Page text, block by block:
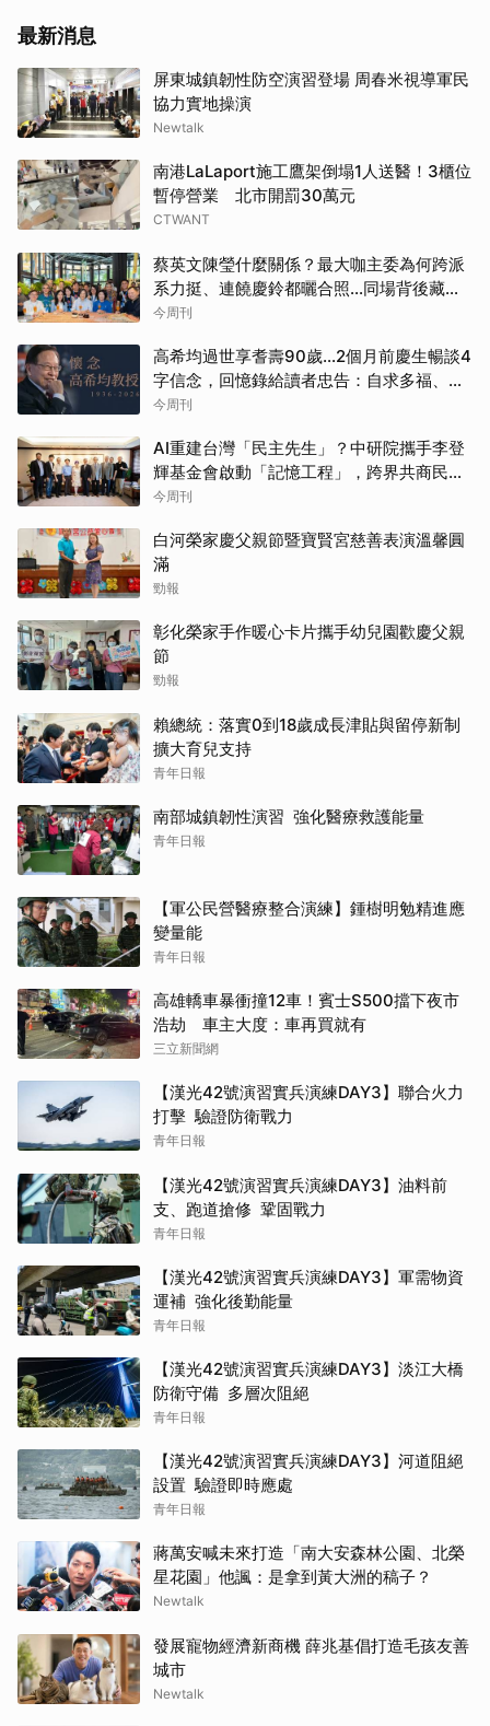
最新消息
屏東城鎮韌性防空演習登場 周春米視導軍民
協力實地操演
Newtalk
南港LaLaport施工鷹架倒塌1人送醫！3櫃位
暫停營業 北市開罰30萬元
CTWANT
蔡英文陳瑩什麼關係？最大咖主委為何跨派
系力挺、連饒慶鈴都曬合照...同場背後藏政
壇合作內幕？
今周刊
高希均過世享耆壽90歲…2個月前慶生暢談4
字信念，回憶錄給讀者忠告：自求多福、一
切靠自己爭氣
今周刊
AI重建台灣「民主先生」？中研院攜手李登
輝基金會啟動「記憶工程」，跨界共商民主
傳承契機
今周刊
白河榮家慶父親節暨寶賢宮慈善表演溫馨圓
滿
勁報
彰化榮家手作暖心卡片攜手幼兒園歡慶父親
節
勁報
賴總統：落實0到18歲成長津貼與留停新制
擴大育兒支持
青年日報
南部城鎮韌性演習 強化醫療救護能量
青年日報
【軍公民營醫療整合演練】鍾樹明勉精進應
變量能
青年日報
高雄轎車暴衝撞12車！賓士S500擋下夜市
浩劫 車主大度：車再買就有
三立新聞網
【漢光42號演習實兵演練DAY3】聯合火力
打擊 驗證防衛戰力
青年日報
【漢光42號演習實兵演練DAY3】油料前
支、跑道搶修 鞏固戰力
青年日報
【漢光42號演習實兵演練DAY3】軍需物資
運補 強化後勤能量
青年日報
【漢光42號演習實兵演練DAY3】淡江大橋
防衛守備 多層次阻絕
青年日報
【漢光42號演習實兵演練DAY3】河道阻絕
設置 驗證即時應處
青年日報
蔣萬安喊未來打造「南大安森林公園、北榮
星花園」他諷：是拿到黃大洲的稿子？
Newtalk
發展寵物經濟新商機 薛兆基倡打造毛孩友善
城市
Newtalk